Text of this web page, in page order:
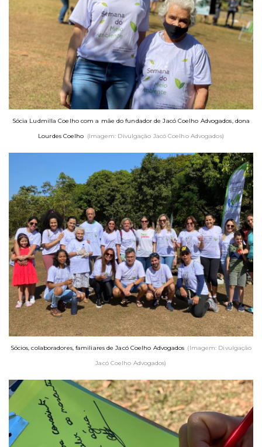
Sócia Ludmilla Coelho com a mãe do fundador de Jacó Coelho Advogados, dona
Lourdes Coelho (Imagem: Divulgação Jacó Coelho Advogados)
Sócios, colaboradores, familiares de Jacó Coelho Advogados (Imagem: Divulgação
Jacó Coelho Advogados)